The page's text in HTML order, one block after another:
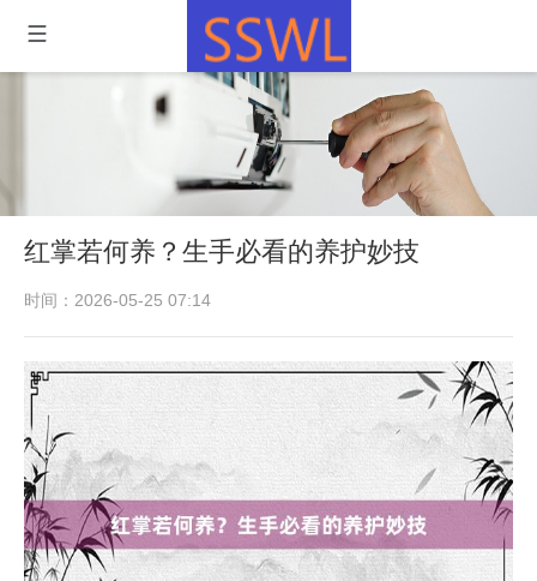
红掌若何养？生手必看的养护妙技
时间：2026-05-25 07:14